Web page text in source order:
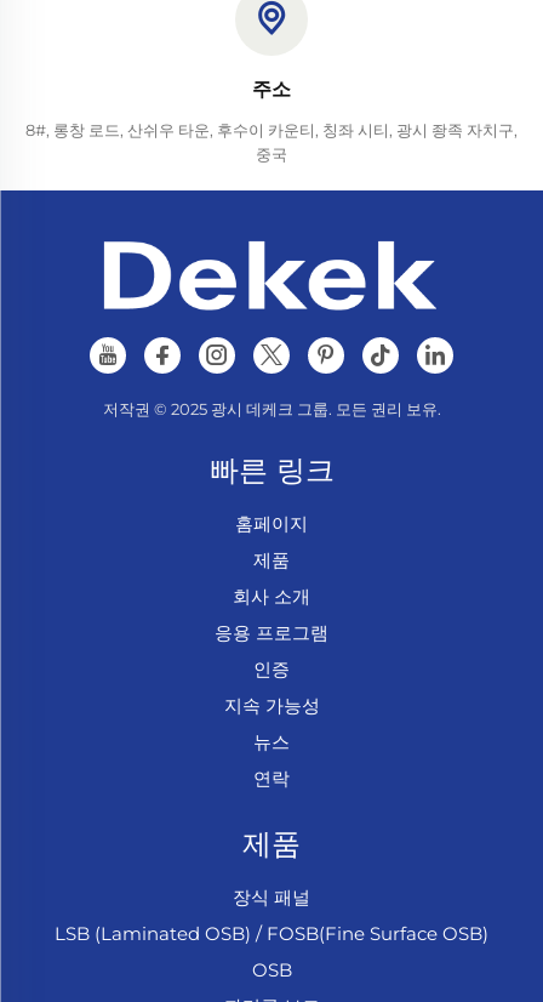
주소
8#, 롱창 로드, 산쉬우 타운, 후수이 카운티, 칭좌 시티, 광시 좡족 자치구,
중국
저작권 © 2025 광시 데케크 그룹. 모든 권리 보유.
빠른 링크
홈페이지
제품
회사 소개
응용 프로그램
인증
지속 가능성
뉴스
연락
제품
장식 패널
LSB (Laminated OSB) / FOSB(Fine Surface OSB)
OSB